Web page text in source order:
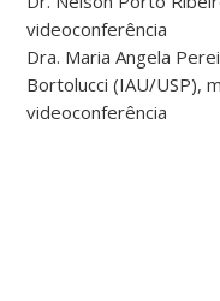
videoconferência
Dra. Maria Angela
Bortolucci (IAU/USP),
videoconferência